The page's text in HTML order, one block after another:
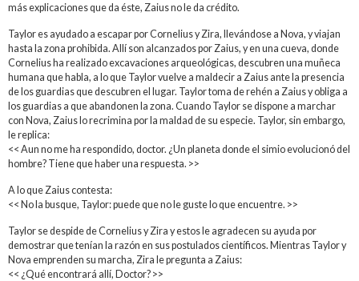
más explicaciones que da éste, Zaius no le da crédito.
Taylor es ayudado a escapar por Cornelius y Zira, llevándose a Nova, y viajan
hasta la zona prohibida. Allí son alcanzados por Zaius, y en una cueva, donde
Cornelius ha realizado excavaciones arqueológicas, descubren una muñeca
humana que habla, a lo que Taylor vuelve a maldecir a Zaius ante la presencia
de los guardias que descubren el lugar. Taylor toma de rehén a Zaius y obliga a
los guardias a que abandonen la zona. Cuando Taylor se dispone a marchar
con Nova, Zaius lo recrimina por la maldad de su especie. Taylor, sin embargo,
le replica:
<< Aun no me ha respondido, doctor. ¿Un planeta donde el simio evolucionó del
hombre? Tiene que haber una respuesta. >>
A lo que Zaius contesta:
<< No la busque, Taylor: puede que no le guste lo que encuentre. >>
Taylor se despide de Cornelius y Zira y estos le agradecen su ayuda por
demostrar que tenían la razón en sus postulados científicos. Mientras Taylor y
Nova emprenden su marcha, Zira le pregunta a Zaius:
<< ¿Qué encontrará allí, Doctor? >>